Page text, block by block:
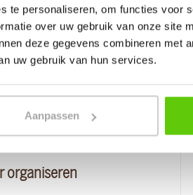
te personaliseren, om functies voor
over uw gebruik van onze site
deze gegevens combineren met
uw gebruik van hun services.
Aanpassen
organiseren